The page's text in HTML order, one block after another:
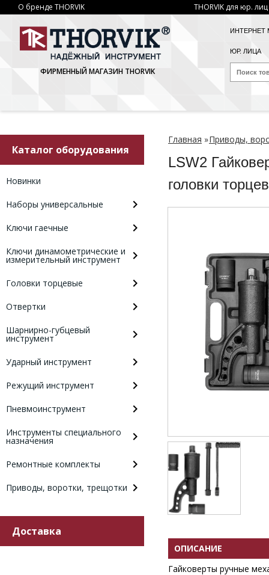
О бренде THORVIK THORVIK для юр. лиц
ФИРМЕННЫЙ МАГАЗИН THORVIK
ИНТЕРНЕТ
ЮР. ЛИЦА
Каталог оборудования
Новинки
Наборы универсальные
Ключи гаечные
Ключи динамометрические и
измерительный инструмент
Головки торцевые
Отвертки
Шарнирно-губцевый
инструмент
Ударный инструмент
Режущий инструмент
Пневмоинструмент
Инструменты специального
назначения
Ремонтные комплекты
Приводы, воротки, трещотки
Доставка
Главная »Приводы,
LSW2
головки
ОПИСАНИЕ
Гайковерты ручные